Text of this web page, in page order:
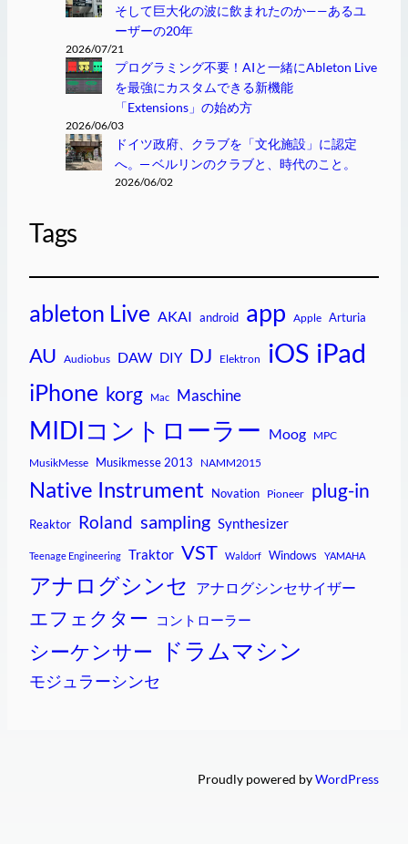
そして巨大化の波に飲まれたのか——あるユ
ーザーの20年
2026/07/21
プログラミング不要！AIと一緒にAbleton Live
を最強にカスタムできる新機能
「Extensions」の始め方
2026/06/03
ドイツ政府、クラブを「文化施設」に認定
へ。─ ベルリンのクラブと、時代のこと。
2026/06/02
Tags
ableton Live AKAI android app Apple Arturia
AU Audiobus DAW DIY DJ Elektron iOS iPad
iPhone korg Mac Maschine
MIDIコントローラー Moog MPC
MusikMesse Musikmesse 2013 NAMM2015
Native Instrument Novation Pioneer plug-in
Reaktor Roland sampling Synthesizer
Teenage Engineering Traktor VST Waldorf Windows YAMAHA
アナログシンセ アナログシンセサイザー
エフェクター コントローラー
シーケンサー ドラムマシン
モジュラーシンセ
Proudly powered byWordPress